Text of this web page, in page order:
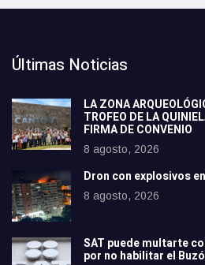
Últimas Noticias
LA ZONA
TROFEO DE LA
FIRMA DE CONVENIO
8 agosto, 2026
Dron con explosivos
8 agosto, 2026
SAT puede multarte
por no habilitar el